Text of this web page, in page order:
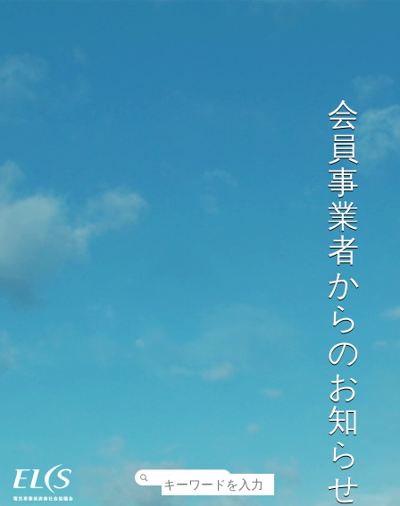
会
員
事
業
者
か
ら
の
お
知
ら
せ